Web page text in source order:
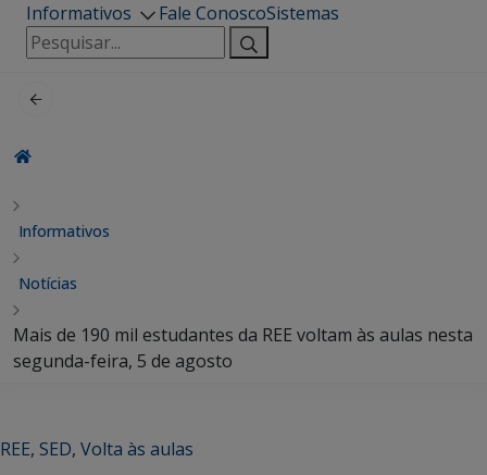
Informativos
Fale ConoscoSistemas
Pesquisar
por:
Informativos
Notícias
Mais de 190 mil estudantes da REE voltam às aulas nesta
segunda-feira, 5 de agosto
REE, SED, Volta às aulas